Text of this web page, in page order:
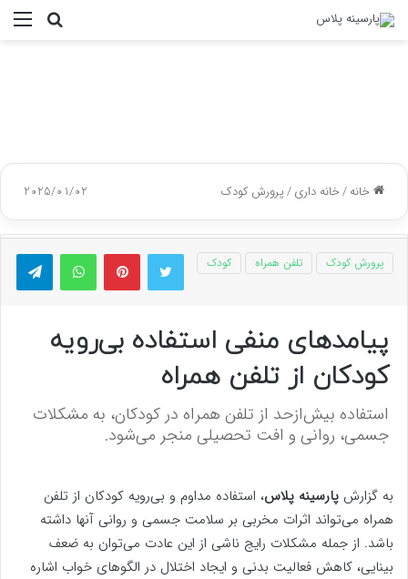
جستجو
خانه/خانه داری/پرورش کودک 2025/01/02
توییتر پینتریستواتس آپ
پرورش کودک تلفن همراه کودک
پیامدهای منفی استفاده بی‌رویه
کودکان از تلفن همراه
استفاده بیش‌ازحد از تلفن همراه در کودکان، به مشکلات
جسمی، روانی و افت تحصیلی منجر می‌شود.
به گزارش پارسینه پلاس، استفاده مداوم و بی‌رویه کودکان از تلفن
همراه می‌تواند اثرات مخربی بر سلامت جسمی و روانی آنها داشته
باشد. از جمله مشکلات رایج ناشی از این عادت می‌توان به ضعف
بینایی، کاهش فعالیت بدنی و ایجاد اختلال در الگوهای خواب اشاره